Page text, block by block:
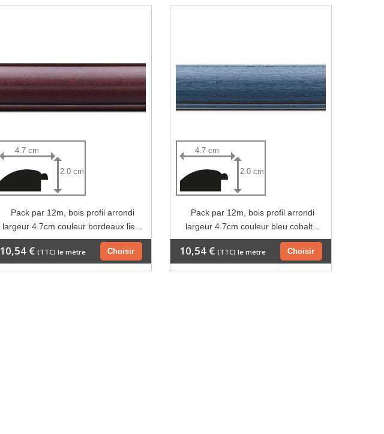
4.7 cm
2.0 cm
Pack par 12m, bois profil arrondi
largeur 4.7cm couleur bordeaux lie...
Choisir
10,54 € (TTC) le mètre
4.7 cm
2.0 cm
Pack par 12m, bois profil arrondi
largeur 4.7cm couleur bleu cobalt...
Choisir
10,54 € (TTC) le mètre